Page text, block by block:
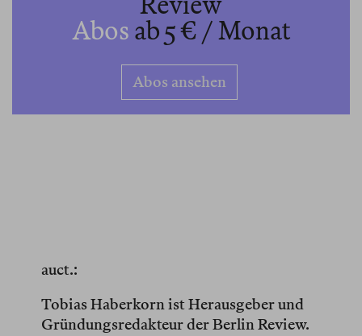
Abos ab 5 € / Monat
Abos ansehen
auct.:
Tobias Haberkorn ist Herausgeber und
Gründungsredakteur der Berlin Review.